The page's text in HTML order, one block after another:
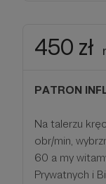
450 zł
PATRON
Na talerzu
obr/min,
60 a my
Prywatnych i